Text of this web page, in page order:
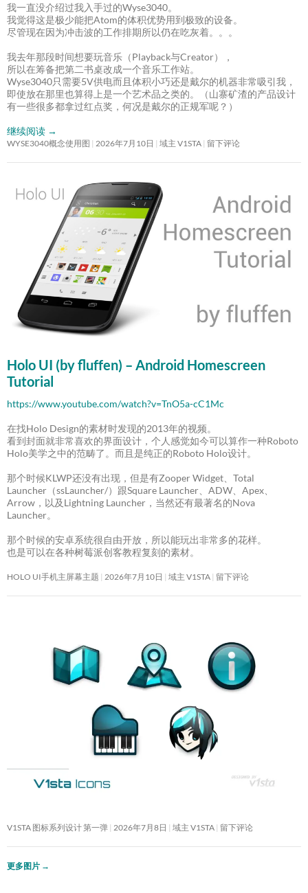
我一直没介绍过我入手过的Wyse3040。
我觉得这是极少能把Atom的体积优势用到极致的设备。
尽管现在因为冲击波的工作排期所以仍在吃灰着。。。
我去年那段时间想要玩音乐（Playback与Creator），
所以在筹备把第二书桌改成一个音乐工作站。
Wyse3040只需要5V供电而且体积小巧还是戴尔的机器非常吸引我，
即使放在那里也算得上是一个艺术品之类的。（山寨矿渣的产品设计
有一些很多都拿过红点奖，何况是戴尔的正规军呢？）
继续阅读 →
WYSE3040概念使用图 2026年7月10日 域主 V1STA 留下评论
Holo UI (by fluffen) – Android Homescreen
Tutorial
https://www.youtube.com/watch?v=TnO5a-cC1Mc
在找Holo Design的素材时发现的2013年的视频。
看到封面就非常喜欢的界面设计，个人感觉如今可以算作一种Roboto
Holo美学之中的范畴了。而且是纯正的Roboto Holo设计。
那个时候KLWP还没有出现，但是有Zooper Widget、Total
Launcher（ssLauncher/）跟Square Launcher、ADW、Apex、
Arrow，以及Lightning Launcher，当然还有最著名的Nova
Launcher。
那个时候的安卓系统很自由开放，所以能玩出非常多的花样。
也是可以在各种树莓派创客教程复刻的素材。
HOLO UI手机主屏幕主题 2026年7月10日 域主 V1STA 留下评论
V1STA 图标系列设计 第一弹 2026年7月8日 域主 V1STA 留下评论
更多图片 →